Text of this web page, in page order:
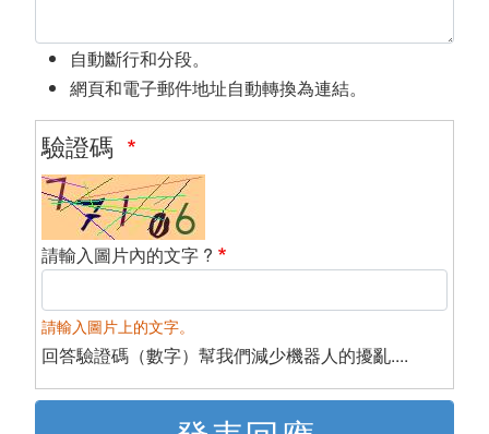
自動斷行和分段。
網頁和電子郵件地址自動轉換為連結。
驗證碼
請輸入圖片內的文字 ?
請輸入圖片上的文字。
回答驗證碼（數字）幫我們減少機器人的擾亂....